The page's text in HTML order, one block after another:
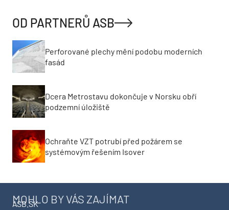
OD PARTNERŮ ASB
Perforované plechy mění podobu moderních
fasád
Dcera Metrostavu dokončuje v Norsku obří
podzemní úložiště
Ochraňte VZT potrubí před požárem se
systémovým řešením Isover
MOHLO BY VÁS ZAJÍMAT
ASB.SK